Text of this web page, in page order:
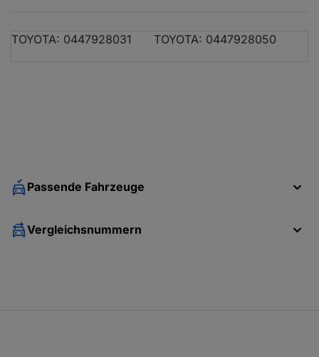
TOYOTA: 0447928031 TOYOTA: 0447928050
Passende Fahrzeuge
Vergleichsnummern